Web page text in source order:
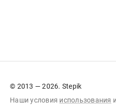
© 2013 — 2026. Stepik
Наши условия использования и